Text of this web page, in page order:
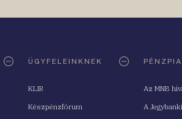
ÜGYFELEINKNEK
KLIR
Készpénzfórum
Az MNB
A